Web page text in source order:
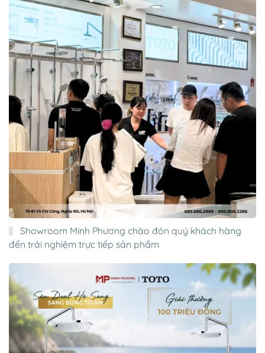
Showroom Minh Phương chào đón quý khách hàng
đến trải nghiệm trực tiếp sản phẩm